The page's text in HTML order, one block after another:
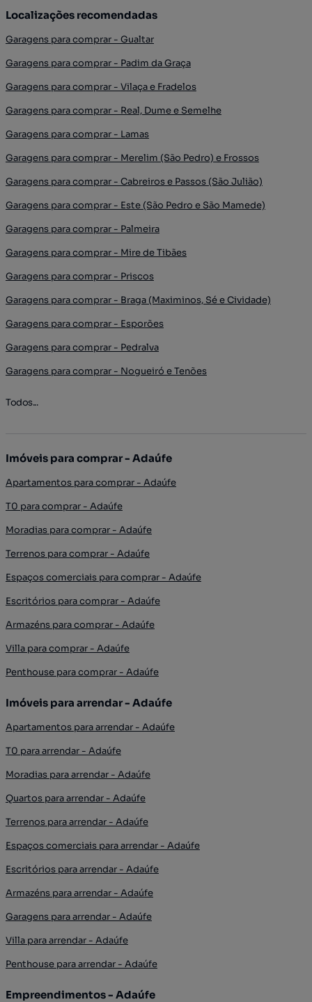
Localizações recomendadas
Garagens para comprar - Gualtar
Garagens para comprar - Padim da Graça
Garagens para comprar - Vilaça e Fradelos
Garagens para comprar - Real, Dume e Semelhe
Garagens para comprar - Lamas
Garagens para comprar - Merelim (São Pedro) e Frossos
Garagens para comprar - Cabreiros e Passos (São Julião)
Garagens para comprar - Este (São Pedro e São Mamede)
Garagens para comprar - Palmeira
Garagens para comprar - Mire de Tibães
Garagens para comprar - Priscos
Garagens para comprar - Braga (Maximinos, Sé e Cividade)
Garagens para comprar - Esporões
Garagens para comprar - Pedralva
Garagens para comprar - Nogueiró e Tenões
Todos...
Imóveis para comprar - Adaúfe
Apartamentos para comprar - Adaúfe
T0 para comprar - Adaúfe
Moradias para comprar - Adaúfe
Terrenos para comprar - Adaúfe
Espaços comerciais para comprar - Adaúfe
Escritórios para comprar - Adaúfe
Armazéns para comprar - Adaúfe
Villa para comprar - Adaúfe
Penthouse para comprar - Adaúfe
Imóveis para arrendar - Adaúfe
Apartamentos para arrendar - Adaúfe
T0 para arrendar - Adaúfe
Moradias para arrendar - Adaúfe
Quartos para arrendar - Adaúfe
Terrenos para arrendar - Adaúfe
Espaços comerciais para arrendar - Adaúfe
Escritórios para arrendar - Adaúfe
Armazéns para arrendar - Adaúfe
Garagens para arrendar - Adaúfe
Villa para arrendar - Adaúfe
Penthouse para arrendar - Adaúfe
Empreendimentos - Adaúfe